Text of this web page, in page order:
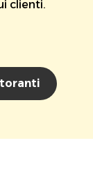
clienti.